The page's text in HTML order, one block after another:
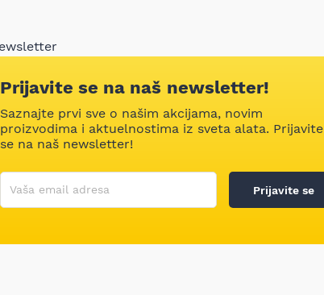
Prijavite se na naš newsletter!
Saznajte prvi sve o našim akcijama, novim
proizvodima i aktuelnostima iz sveta alata. Prijavite
se na naš newsletter!
Korisničko ime
Vaša email adresa
Prijavite se